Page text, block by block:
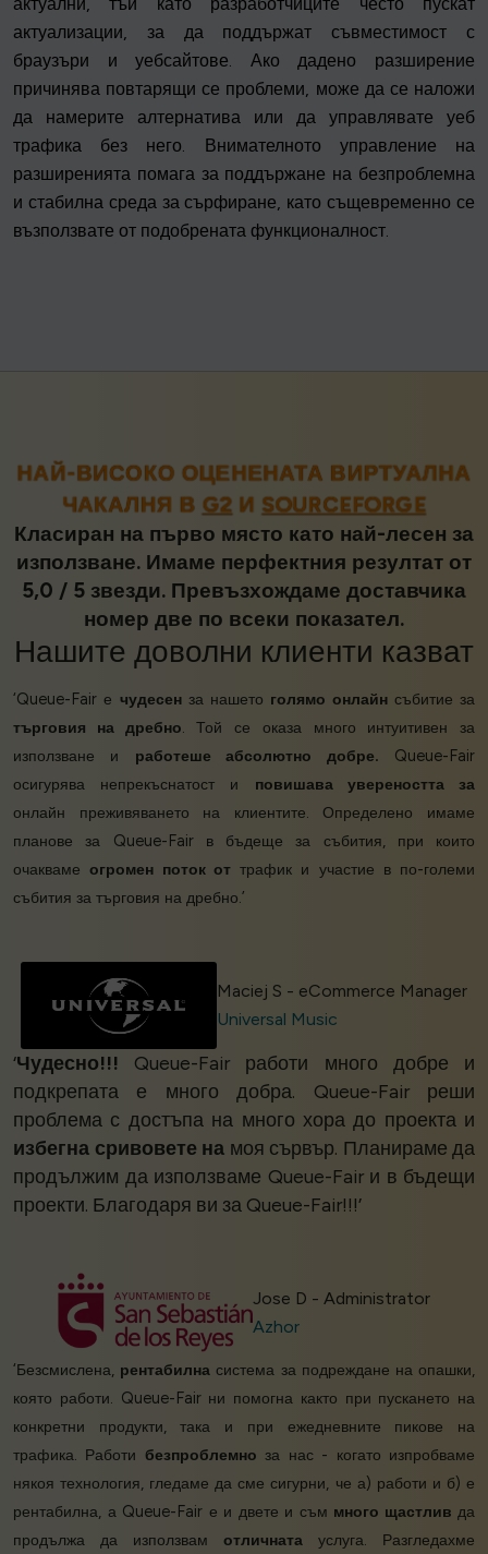
актуални, тъй като разработчиците често пускат
актуализации, за да поддържат съвместимост с
браузъри и уебсайтове. Ако дадено разширение
причинява повтарящи се проблеми, може да се наложи
да намерите алтернатива или да управлявате уеб
трафика без него. Внимателното управление на
разширенията помага за поддържане на безпроблемна
и стабилна среда за сърфиране, като същевременно се
възползвате от подобрената функционалност.
НАЙ-ВИСОКО ОЦЕНЕНАТА ВИРТУАЛНА
ЧАКАЛНЯ ВG2 И SOURCEFORGE
Класиран на първо място като най-лесен за
използване. Имаме перфектния резултат от
5,0 / 5 звезди. Превъзхождаме доставчика
номер две по всеки показател.
Нашите доволни клиенти казват
‘Queue-Fair е чудесенза нашето голямо онлайнсъбитие за
търговия на дребно. Той се оказа много интуитивен за
използване и работеше абсолютно добре. Queue-Fair
осигурява непрекъснатост и повишава увереността за
онлайн преживяването на клиентите. Определено имаме
планове за Queue-Fair в бъдеще за събития, при които
очаквамеогромен поток оттрафик и участие в по-големи
събития за търговия на дребно.’
Maciej S - eCommerce Manager
Universal Music
‘Чудесно!!! Queue-Fair работи много добре и
подкрепата е много добра. Queue-Fair реши
проблема с достъпа на много хора до проекта и
избегна сривовете на моя сървър. Планираме да
продължим да използваме Queue-Fair и в бъдещи
проекти. Благодаря ви за Queue-Fair!!!’
Jose D - Administrator
Azhor
‘Безсмислена, рентабилна система за подреждане на опашки,
която работи. Queue-Fair ни помогна както при пускането на
конкретни продукти, така и при ежедневните пикове на
трафика. Работи безпроблемно за нас - когато изпробваме
някоя технология, гледаме да сме сигурни, че а) работи и б) е
рентабилна, а Queue-Fair е и двете и съм много щастлив да
продължа да използвам отличната услуга. Разгледахме